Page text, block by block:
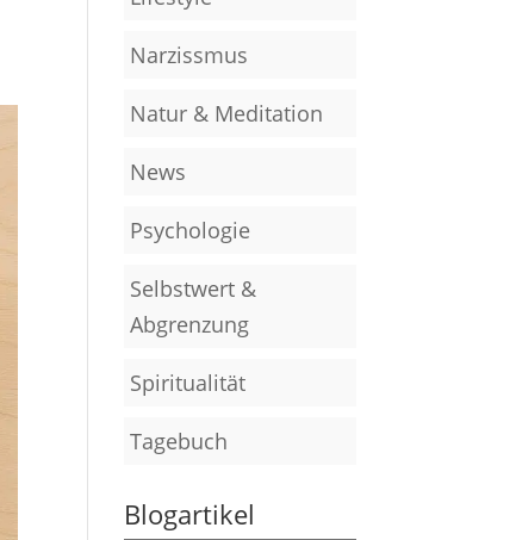
Narzissmus
Natur & Meditation
News
Psychologie
Selbstwert &
Abgrenzung
Spiritualität
Tagebuch
Blogartikel